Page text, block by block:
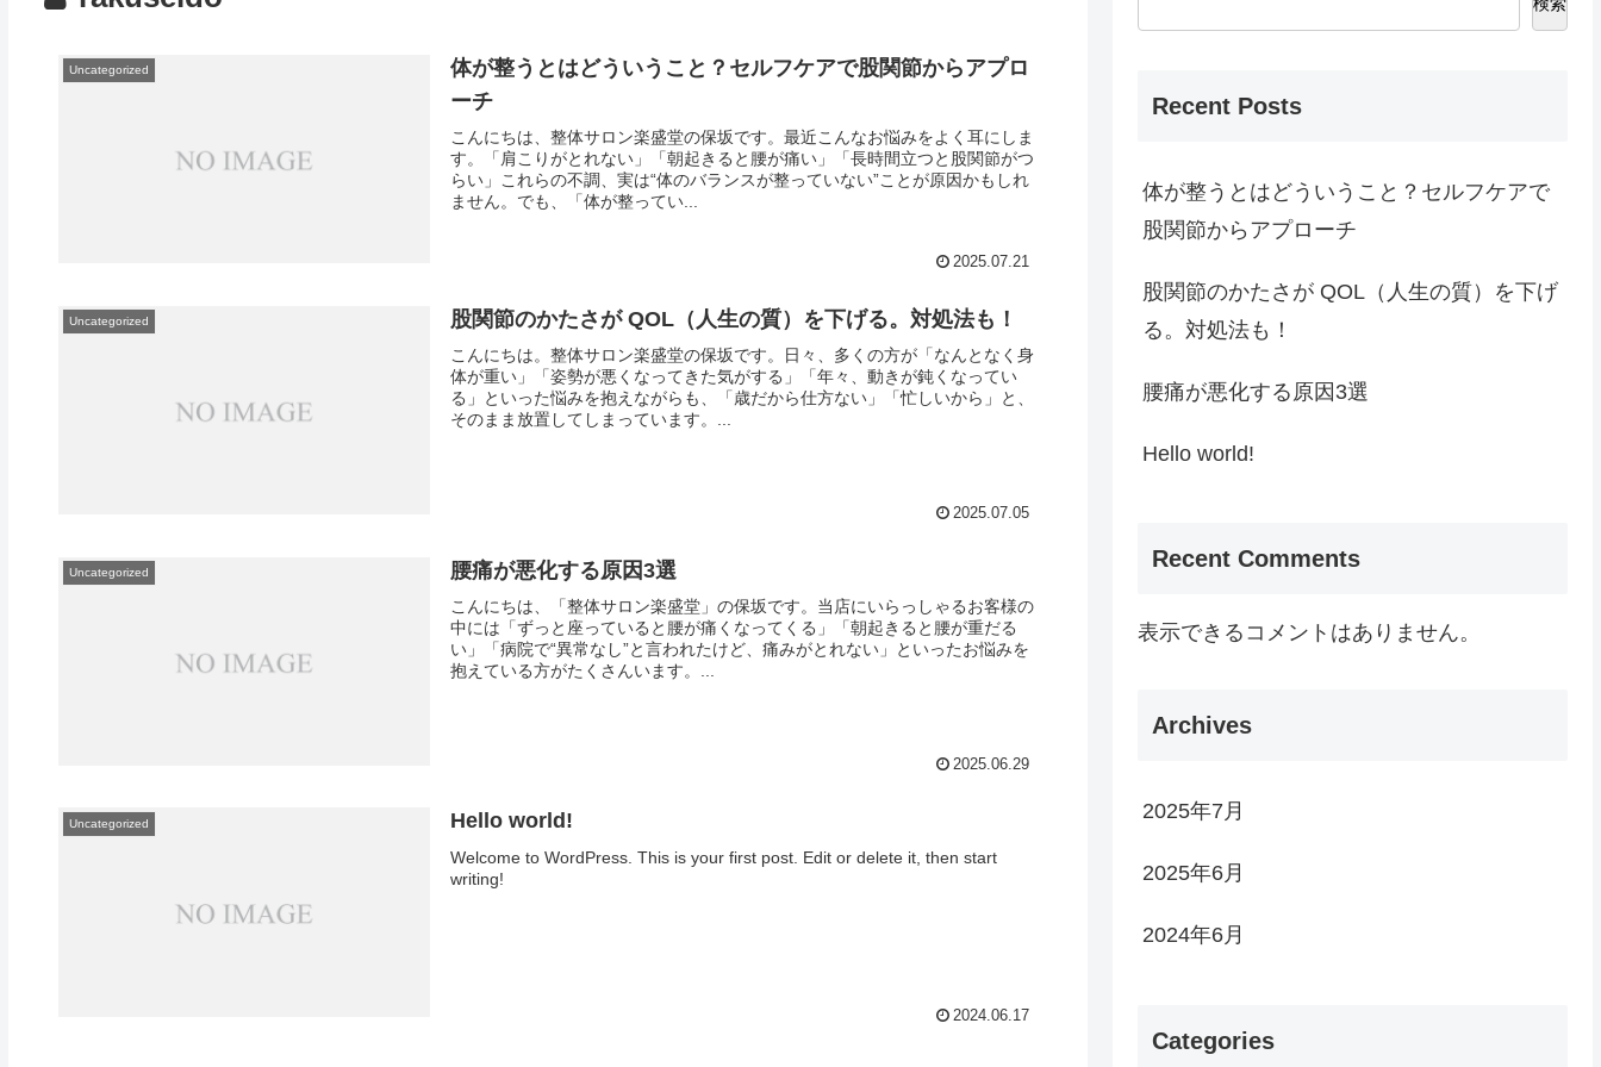
Uncategorized
体が整うとはどういうこと？セルフケアで股関節からアプロ
ーチ
こんにちは、整体サロン楽盛堂の保坂です。最近こんなお悩みをよく耳にしま
す。「肩こりがとれない」「朝起きると腰が痛い」「長時間立つと股関節がつ
らい」これらの不調、実は“体のバランスが整っていない”ことが原因かもしれ
ません。でも、「体が整ってい...
2025.07.21
Uncategorized 股関節のかたさが QOL（人生の質）を下げる。対処法も！
こんにちは。整体サロン楽盛堂の保坂です。日々、多くの方が「なんとなく身
体が重い」「姿勢が悪くなってきた気がする」「年々、動きが鈍くなってい
る」といった悩みを抱えながらも、「歳だから仕方ない」「忙しいから」と、
そのまま放置してしまっています。...
2025.07.05
Uncategorized 腰痛が悪化する原因3選
こんにちは、「整体サロン楽盛堂」の保坂です。当店にいらっしゃるお客様の
中には「ずっと座っていると腰が痛くなってくる」「朝起きると腰が重だる
い」「病院で“異常なし”と言われたけど、痛みがとれない」といったお悩みを
抱えている方がたくさんいます。...
2025.06.29
Uncategorized Hello world!
Welcome to WordPress. This is your first post. Edit or delete it, then start
writing!
2024.06.17
Recent Posts
体が整うとはどういうこと？セルフケアで
股関節からアプローチ
股関節のかたさが QOL（人生の質）を下げ
る。対処法も！
腰痛が悪化する原因3選
Hello world!
Recent Comments
表示できるコメントはありません。
Archives
2025年7月
2025年6月
2024年6月
Categories